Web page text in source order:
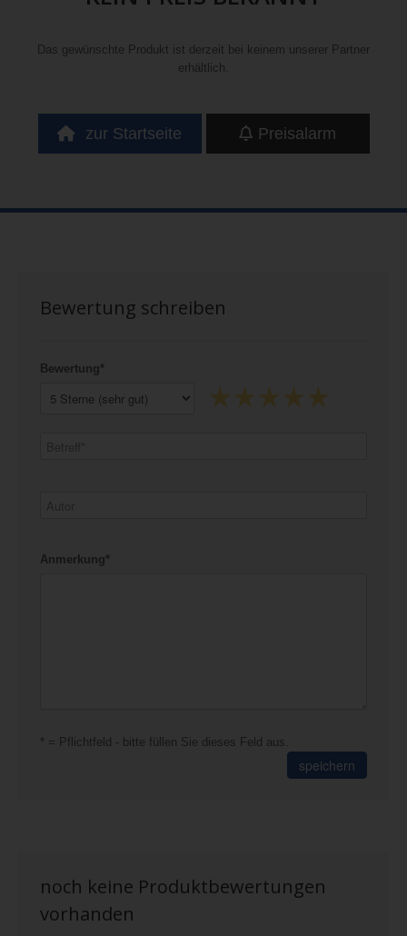
Das gewünschte Produkt ist derzeit bei keinem unserer Partner
erhältlich.
zur Startseite Preisalarm
Bewertung schreiben
Bewertung*
Anmerkung*
* = Pflichtfeld - bitte füllen Sie dieses Feld aus.
speichern
noch keine Produktbewertungen
vorhanden